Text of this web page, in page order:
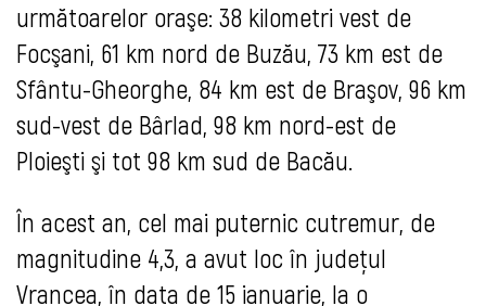
următoarelor oraşe: 38 kilometri vest de
Focşani, 61 km nord de Buzău, 73 km est de
Sfântu-Gheorghe, 84 km est de Braşov, 96 km
sud-vest de Bârlad, 98 km nord-est de
Ploieşti şi tot 98 km sud de Bacău.
În acest an, cel mai puternic cutremur, de
magnitudine 4,3, a avut loc în judeţul
Vrancea, în data de 15 ianuarie, la o